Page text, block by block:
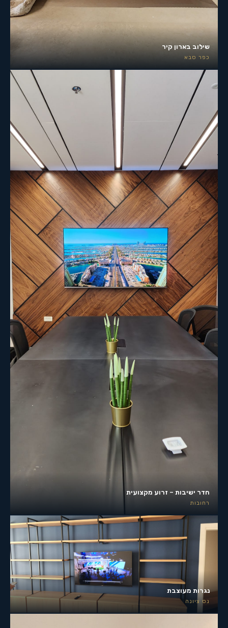
שילוב בארון קיר
כפר סבא
חדר ישיבות – זרוע מקצועית
רחובות
נגרות מעוצבת
נס ציונה